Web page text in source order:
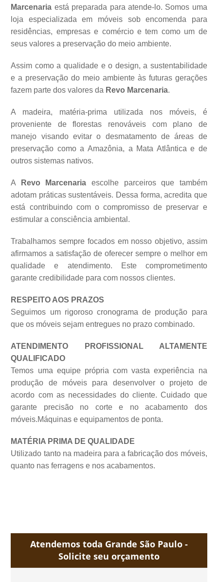
Marcenaria está preparada para atende-lo. Somos uma
loja especializada em móveis sob encomenda para
residências, empresas e comércio e tem como um de
seus valores a preservação do meio ambiente.
Assim como a qualidade e o design, a sustentabilidade
e a preservação do meio ambiente às futuras gerações
fazem parte dos valores da Revo Marcenaria.
A madeira, matéria-prima utilizada nos móveis, é
proveniente de florestas renováveis com plano de
manejo visando evitar o desmatamento de áreas de
preservação como a Amazônia, a Mata Atlântica e de
outros sistemas nativos.
A Revo Marcenaria escolhe parceiros que também
adotam práticas sustentáveis. Dessa forma, acredita que
está contribuindo com o compromisso de preservar e
estimular a consciência ambiental.
Trabalhamos sempre focados em nosso objetivo, assim
afirmamos a satisfação de oferecer sempre o melhor em
qualidade e atendimento. Este comprometimento
garante credibilidade para com nossos clientes.
RESPEITO AOS PRAZOS
Seguimos um rigoroso cronograma de produção para
que os móveis sejam entregues no prazo combinado.
ATENDIMENTO PROFISSIONAL ALTAMENTE
QUALIFICADO
Temos uma equipe própria com vasta experiência na
produção de móveis para desenvolver o projeto de
acordo com as necessidades do cliente. Cuidado que
garante precisão no corte e no acabamento dos
móveis.Máquinas e equipamentos de ponta.
MATÉRIA PRIMA DE QUALIDADE
Utilizado tanto na madeira para a fabricação dos móveis,
quanto nas ferragens e nos acabamentos.
Atendemos toda Grande São Paulo -
Solicite seu orçamento